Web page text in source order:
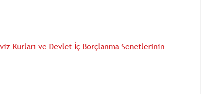
Kurları ve Devlet İç Borçlanma Senetlerinin